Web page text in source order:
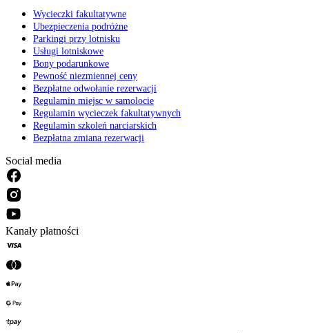
Wycieczki fakultatywne
Ubezpieczenia podróżne
Parkingi przy lotnisku
Usługi lotniskowe
Bony podarunkowe
Pewność niezmiennej ceny
Bezpłatne odwołanie rezerwacji
Regulamin miejsc w samolocie
Regulamin wycieczek fakultatywnych
Regulamin szkoleń narciarskich
Bezpłatna zmiana rezerwacji
Social media
Kanały płatności